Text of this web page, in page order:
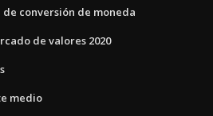
conversión de moneda
de valores 2020
medio